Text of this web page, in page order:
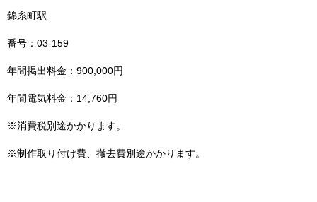
錦糸町駅
番号：03-159
年間掲出料金：900,000円
年間電気料金：14,760円
※消費税別途かかります。
※制作取り付け費、撤去費別途かかります。